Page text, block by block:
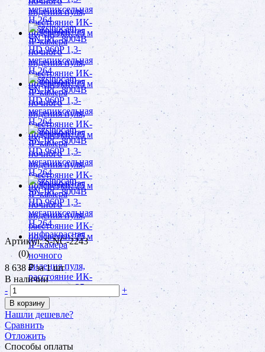
Артикул: S-NC-2243
(0)
8 638 ₽за 1 шт
В наличии
-
+
В корзину
Нашли дешевле?
Сравнить
Отложить
Способы оплаты